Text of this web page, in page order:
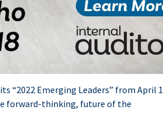
“2022 Emerging Leaders” from April 1
forward-thinking, future of the